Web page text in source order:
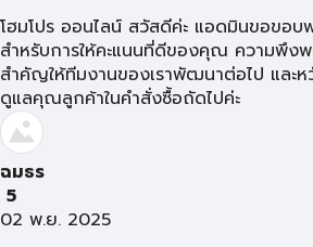
โฮมโปร ออนไลน์ สวัสดีค่ะ แอดมินขอขอ
สำหรับการให้คะแนนที่ดีของคุณ ความพึง
สำคัญให้ทีมงานของเราพัฒนาต่อไป และห
ดูแลคุณลูกค้าในคำสั่งซื้อถัดไปค่ะ
ฉมธร
5
02 พ.ย. 2025